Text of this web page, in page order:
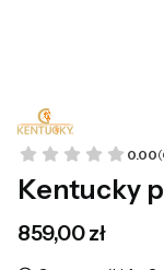
0.00
Kentucky
Cena
859,00 zł